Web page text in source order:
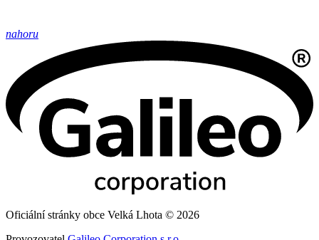
nahoru
Oficiální stránky obce Velká Lhota © 2026